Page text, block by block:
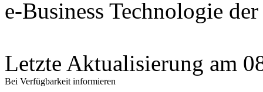
e-Business Technologie
Letzte Aktualisierung am
Bei Verfügbarkeit informieren